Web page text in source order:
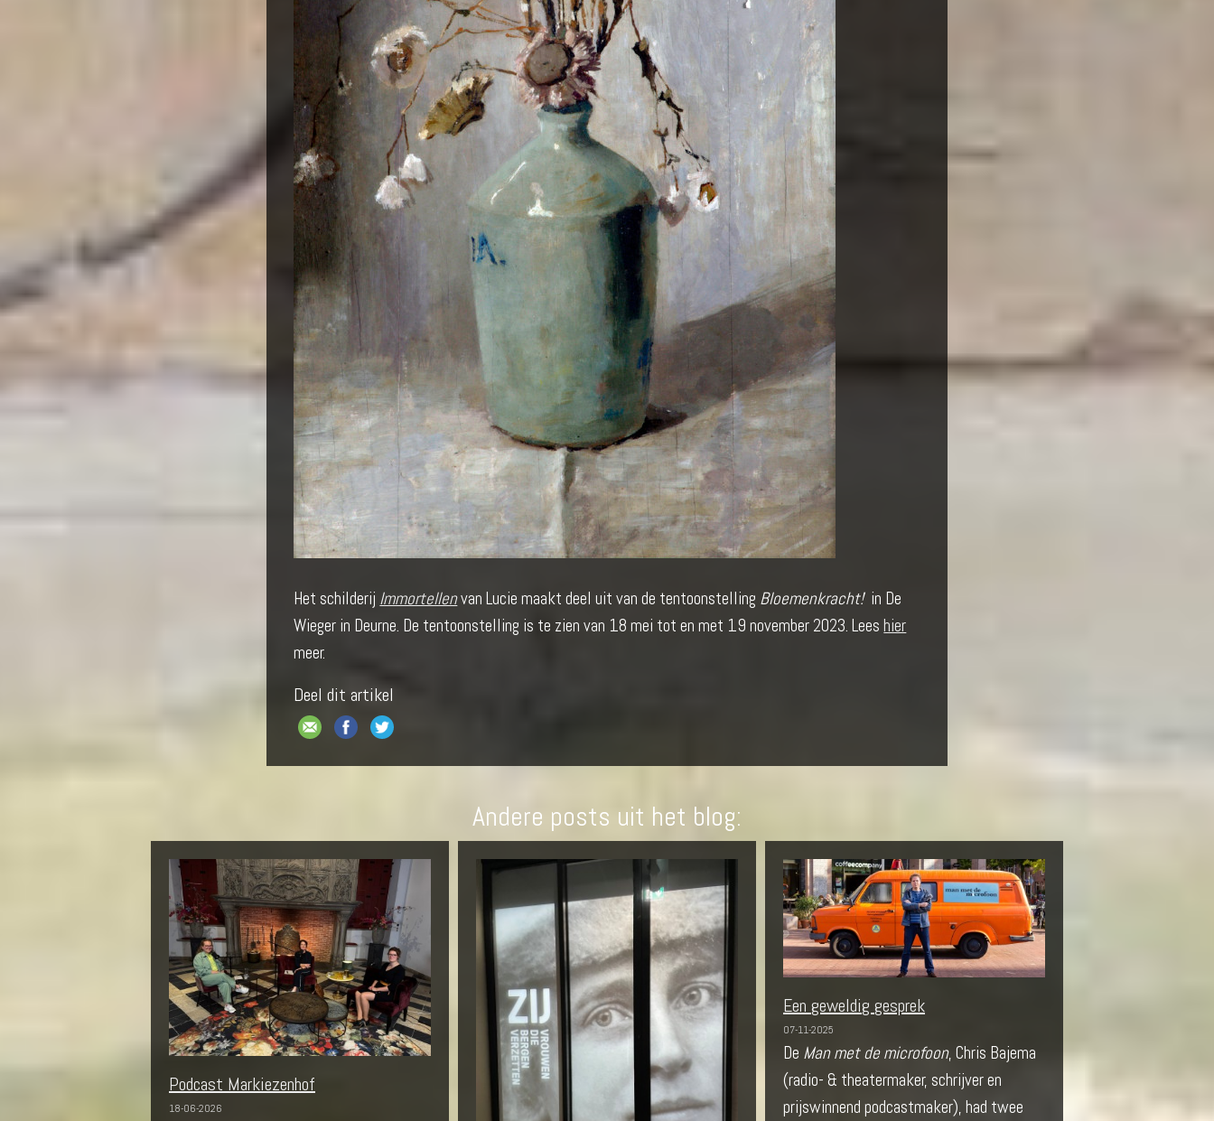
Het schilderij Immortellenvan Lucie maakt deel uit van de tentoonstelling Bloemenkracht!in De
Wieger in Deurne. De tentoonstelling is te zien van 18 mei tot en met 19 november 2023. Leeshier
meer.
Deel dit artikel
Andere posts uit het blog:
Podcast Markiezenhof
18-06-2026
Een geweldig gesprek
07-11-2025
De Man met de microfoon, Chris Bajema
(radio- & theatermaker, schrijver en
prijswinnend podcastmaker), had twee